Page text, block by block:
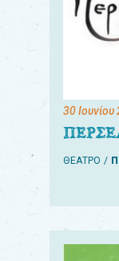
30
ΘΕΑΤΡΟ